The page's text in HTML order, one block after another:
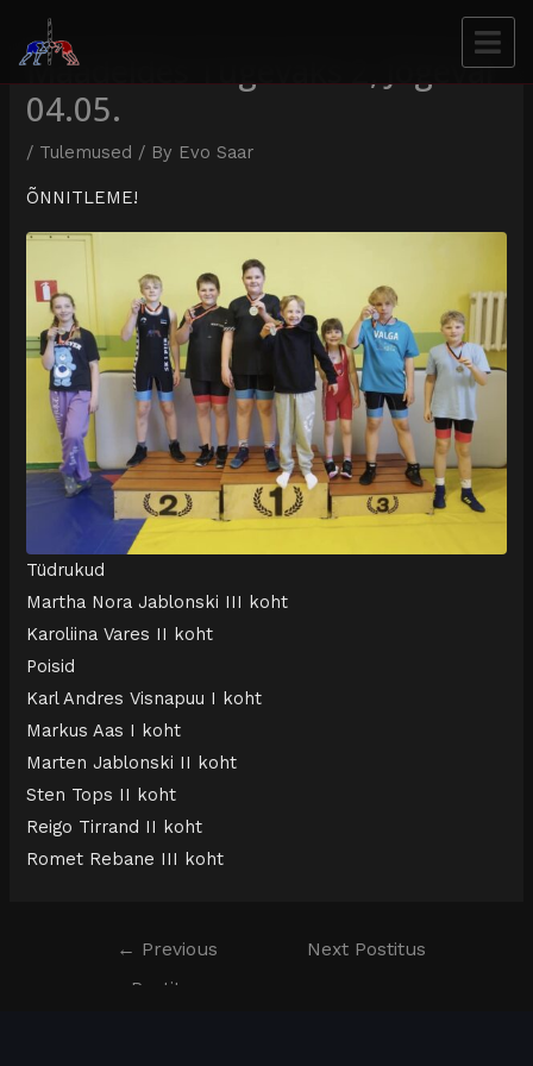
Maadeldes Tugevaks 2, Jõgeval
04.05.
/ Tulemused / By Evo Saar
ÕNNITLEME!
Tüdrukud
Martha Nora Jablonski III koht
Karoliina Vares II koht
Poisid
Karl Andres Visnapuu I koht
Markus Aas I koht
Marten Jablonski II koht
Sten Tops II koht
Reigo Tirrand II koht
Romet Rebane III koht
← Previous
Postitus
Next Postitus